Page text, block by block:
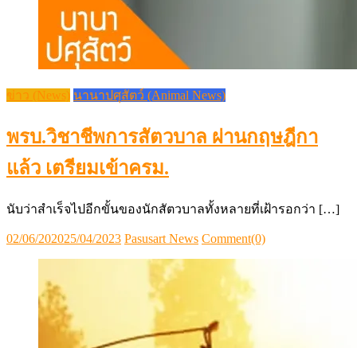
นับว่าสำเร็จไปอีกขั้นของนักสัตวบาลทั้งหลายที่เฝ้ารอกว่า […]
02/06/202025/04/2023Author
Pasusart News